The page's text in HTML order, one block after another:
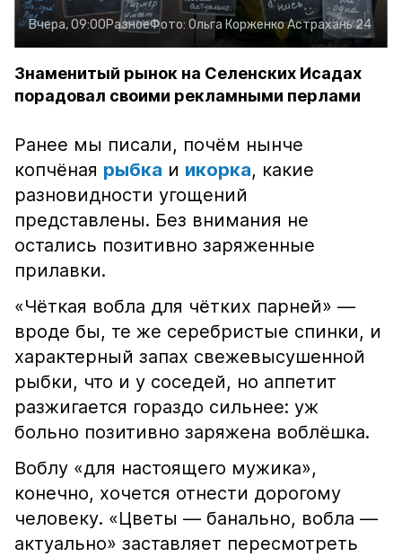
Вчера, 09:00РазноеФото: Ольга КорженкоАстрахань 24
Знаменитый рынок на Селенских Исадах
порадовал своими рекламными перлами
Ранее мы писали, почём нынче
копчёная рыбка и икорка, какие
разновидности угощений
представлены. Без внимания не
остались позитивно заряженные
прилавки.
«Чёткая вобла для чётких парней» —
вроде бы, те же серебристые спинки, и
характерный запах свежевысушенной
рыбки, что и у соседей, но аппетит
разжигается гораздо сильнее: уж
больно позитивно заряжена воблёшка.
Воблу «для настоящего мужика»,
конечно, хочется отнести дорогому
человеку. «Цветы — банально, вобла —
актуально» заставляет пересмотреть